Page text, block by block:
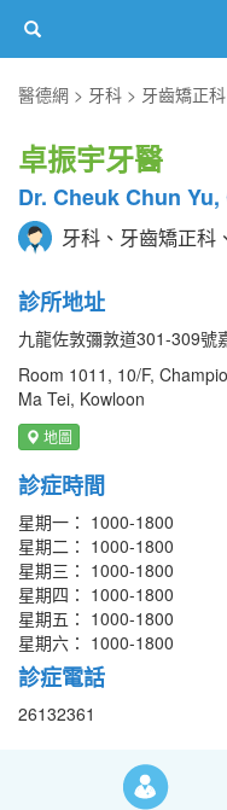
醫德網
牙科 牙齒矯正科
卓振宇牙醫
Dr. Cheuk Chun
牙科、牙齒矯正科
診所地址
九龍佐敦彌敦道301-309號
Room 1011, 10/F,
Ma Tei, Kowloon
地圖
診症時間
星期一： 1000-1800
星期二： 1000-1800
星期三： 1000-1800
星期四： 1000-1800
星期五： 1000-1800
星期六： 1000-1800
診症電話
26132361